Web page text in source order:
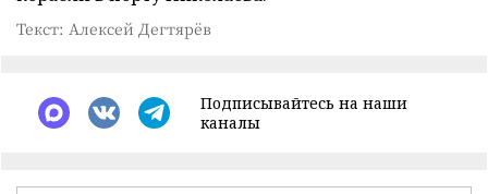
Текст: Алексей Дегтярёв
Подписывайтесь на наши
каналы